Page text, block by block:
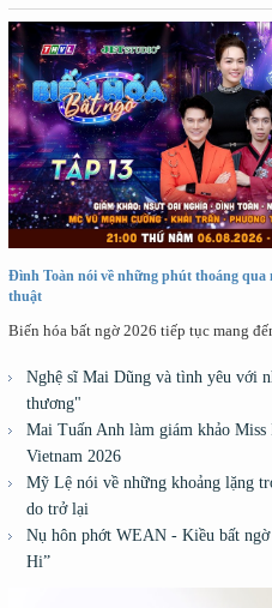
Đình Toàn nói về những phút thoáng qua
thuật
Biến hóa bất ngờ 2026 tiếp tục mang
Nghệ sĩ Mai Dũng và tình yêu với
thương"
Mai Tuấn Anh làm giám khảo Miss
Vietnam 2026
Mỹ Lệ nói về những khoảng lặng
do trở lại
Nụ hôn phớt WEAN - Kiều bất
Hi”